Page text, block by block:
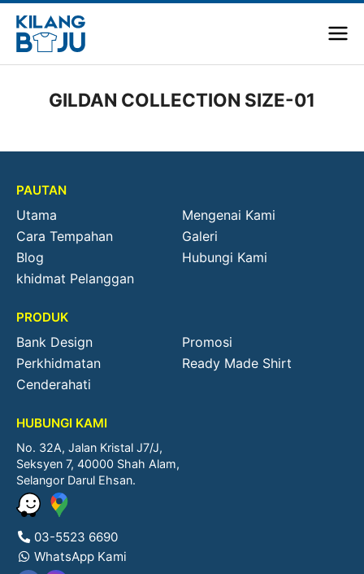
GILDAN COLLECTION SIZE-01
PAUTAN
Utama
Mengenai Kami
Cara Tempahan
Galeri
Blog
Hubungi Kami
khidmat Pelanggan
PRODUK
Bank Design
Promosi
Perkhidmatan
Ready Made Shirt
Cenderahati
HUBUNGI KAMI
No. 32A, Jalan Kristal J7/J,
Seksyen 7, 40000 Shah Alam,
Selangor Darul Ehsan.
03-5523 6690
WhatsApp Kami